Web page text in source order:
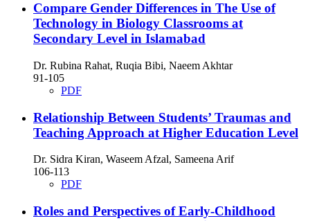
Compare Gender Differences in The Use of
Technology in Biology Classrooms at
Secondary Level in Islamabad
Dr. Rubina Rahat, Ruqia Bibi, Naeem Akhtar
91-105
PDF
Relationship Between Students’ Traumas and
Teaching Approach at Higher Education Level
Dr. Sidra Kiran, Waseem Afzal, Sameena Arif
106-113
PDF
Roles and Perspectives of Early-Childhood